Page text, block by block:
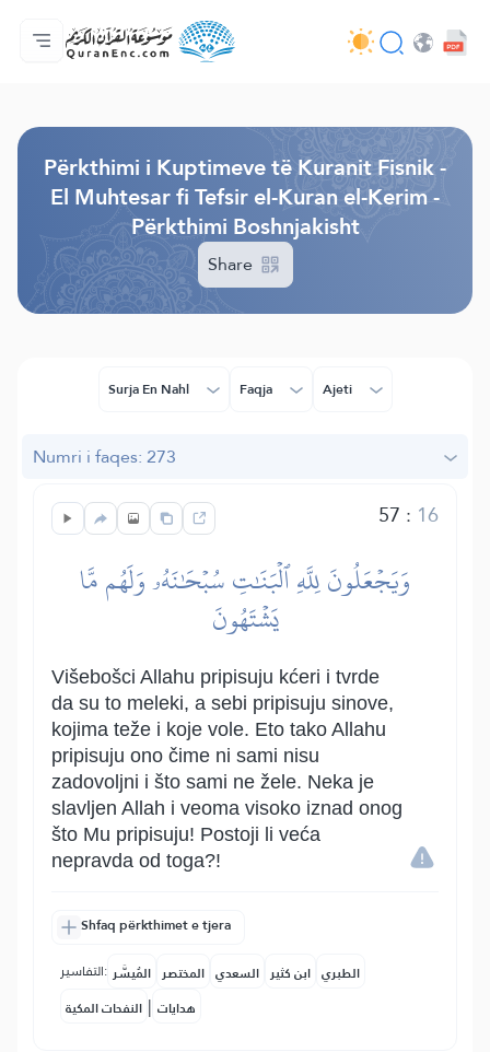
Ballina
Indeksi i Përkthimeve
Audio
Shërbime për zhvillues (programues) - API
Rreth projektit
Na kontaktoni
Gjuha
Përkthimi i Kuptimeve të Kuranit Fisnik -
El Muhtesar fi Tefsir el-Kuran el-Kerim -
Përkthimi Boshnjakisht
Share
Surja En Nahl Faqja Ajeti
Numri i faqes: 273
57 : 16
وَيَجۡعَلُونَ لِلَّهِ ٱلۡبَنَٰتِ سُبۡحَٰنَهُۥ وَلَهُم مَّا
يَشۡتَهُونَ
Višebošci Allahu pripisuju kćeri i tvrde
da su to meleki, a sebi pripisuju sinove,
kojima teže i koje vole. Eto tako Allahu
pripisuju ono čime ni sami nisu
zadovoljni i što sami ne žele. Neka je
slavljen Allah i veoma visoko iznad onog
što Mu pripisuju! Postoji li veća
nepravda od toga?!
Shfaq përkthimet e tjera
التفاسير: المُيسَّر المختصر السعدي ابن كثير الطبري
النفحات المكية | هدايات